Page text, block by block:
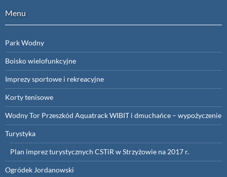
Menu
Park Wodny
Boisko wielofunkcyjne
Imprezy sportowe i rekreacyjne
Korty tenisowe
Wodny Tor Przeszkód Aquatrack WIBIT i dmuchańce – wypożyczenie
Turystyka
Plan imprez turystycznych CSTiR w Strzyżowie na 2017 r.
Ogródek Jordanowski